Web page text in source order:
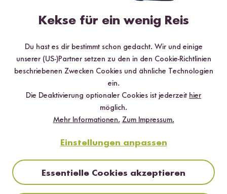
Geschmack von Tomaten war zu doll abgedeckt.
Person fand diese Antwort hilfreich
Kekse für ein wenig Reis
Du hast es dir bestimmt schon gedacht. Wir und einige
unserer (US-)Partner setzen zu den in den Cookie-Richtlinien
beschriebenen Zwecken Cookies und ähnliche Technologien
ein.
Die Deaktivierung optionaler Cookies ist jederzeit hier
möglich.
Mehr Informationen. Zum Impressum.
Einstellungen anpassen
Essentielle Cookies akzeptieren